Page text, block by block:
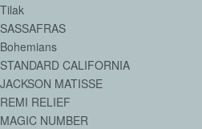
Tilak
SASSAFRAS
Bohemians
STANDARD CALIFORNIA
JACKSON MATISSE
REMI RELIEF
MAGIC NUMBER